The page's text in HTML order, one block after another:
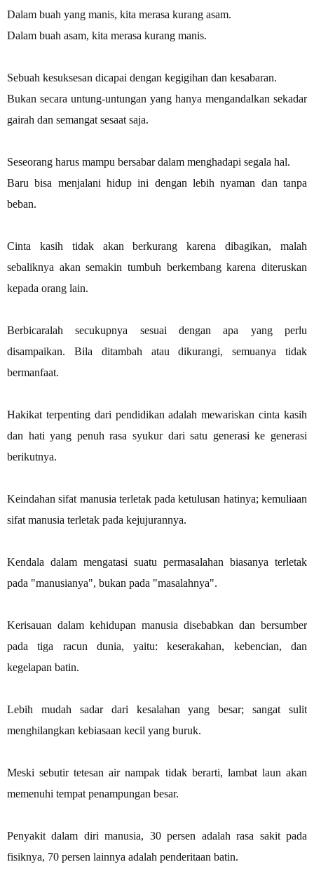
Dalam buah yang manis, kita merasa kurang asam.
Dalam buah asam, kita merasa kurang manis.
Sebuah kesuksesan dicapai dengan kegigihan dan kesabaran.
Bukan secara untung-untungan yang hanya mengandalkan sekadar
gairah dan semangat sesaat saja.
Seseorang harus mampu bersabar dalam menghadapi segala hal.
Baru bisa menjalani hidup ini dengan lebih nyaman dan tanpa
beban.
Cinta kasih tidak akan berkurang karena dibagikan, malah
sebaliknya akan semakin tumbuh berkembang karena diteruskan
kepada orang lain.
Berbicaralah secukupnya sesuai dengan apa yang perlu
disampaikan. Bila ditambah atau dikurangi, semuanya tidak
bermanfaat.
Hakikat terpenting dari pendidikan adalah mewariskan cinta kasih
dan hati yang penuh rasa syukur dari satu generasi ke generasi
berikutnya.
Keindahan sifat manusia terletak pada ketulusan hatinya; kemuliaan
sifat manusia terletak pada kejujurannya.
Kendala dalam mengatasi suatu permasalahan biasanya terletak
pada "manusianya", bukan pada "masalahnya".
Kerisauan dalam kehidupan manusia disebabkan dan bersumber
pada tiga racun dunia, yaitu: keserakahan, kebencian, dan
kegelapan batin.
Lebih mudah sadar dari kesalahan yang besar; sangat sulit
menghilangkan kebiasaan kecil yang buruk.
Meski sebutir tetesan air nampak tidak berarti, lambat laun akan
memenuhi tempat penampungan besar.
Penyakit dalam diri manusia, 30 persen adalah rasa sakit pada
fisiknya, 70 persen lainnya adalah penderitaan batin.